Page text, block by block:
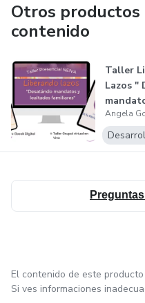
Otros productos
contenido
Taller
Lazos "
Angela
El contenido de este
Si ves informaciones